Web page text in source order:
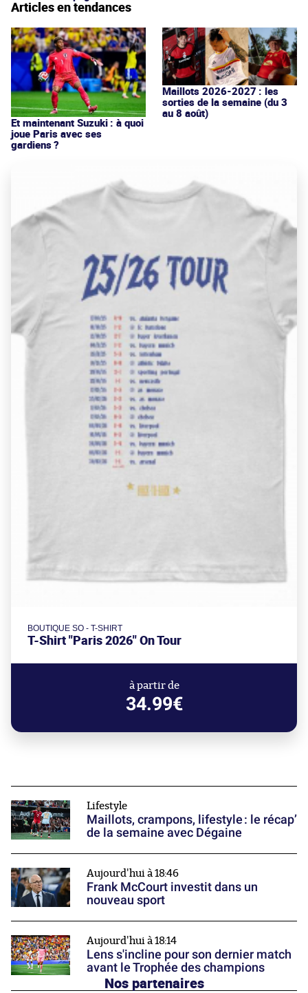
Articles en tendances
Et maintenant Suzuki : à quoi
joue Paris avec ses
gardiens ?
Maillots 2026-2027 : les
sorties de la semaine (du 3
au 8 août)
BOUTIQUE SO - T-SHIRT
T-Shirt "Paris 2026" On Tour
à partir de
34.99€
Lifestyle
Maillots, crampons, lifestyle : le récap’
de la semaine avec Dégaine
Aujourd'hui à 18:46
Frank McCourt investit dans un
nouveau sport
Aujourd'hui à 18:14
Lens s'incline pour son dernier match
avant le Trophée des champions
Nos partenaires